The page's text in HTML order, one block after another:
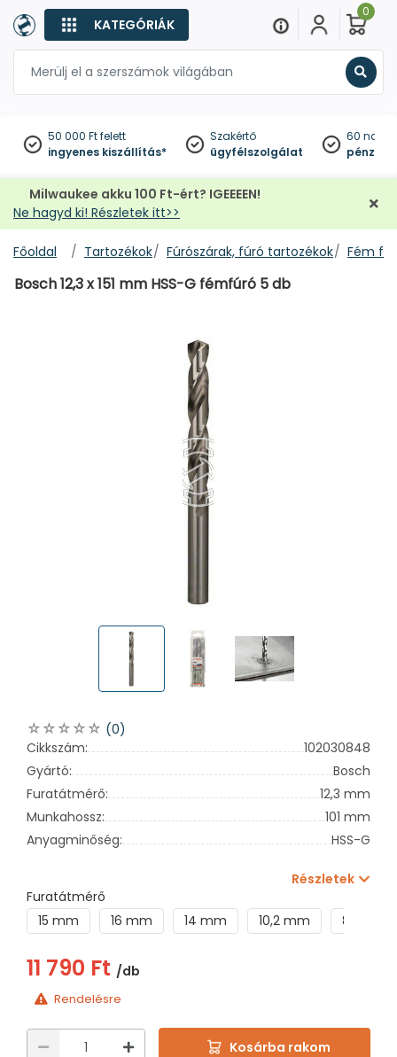
KATEGÓRIÁK
0
50 000 Ft felett
ingyenes kiszállítás*
Szakértő
ügyfélszolgálat
60
Milwaukee akku 100 Ft-ért? IGEEEEN!
Ne hagyd ki! Részletek itt>>
Főoldal Tartozékok Fúrószárak, fúró tartozékok Fém
Bosch 12,3 x 151 mm HSS-G fémfúró 5 db
(0)
Cikkszám:
102030848
Gyártó:
Bosch
Furatátmérő:
12,3 mm
Munkahossz:
101 mm
Anyagminőség:
HSS-G
Részletek
Furatátmérő
15 mm
16 mm 14 mm 10,2 mm 8,2 mm
11 790 Ft /db
Rendelésre
Kosárba rakom